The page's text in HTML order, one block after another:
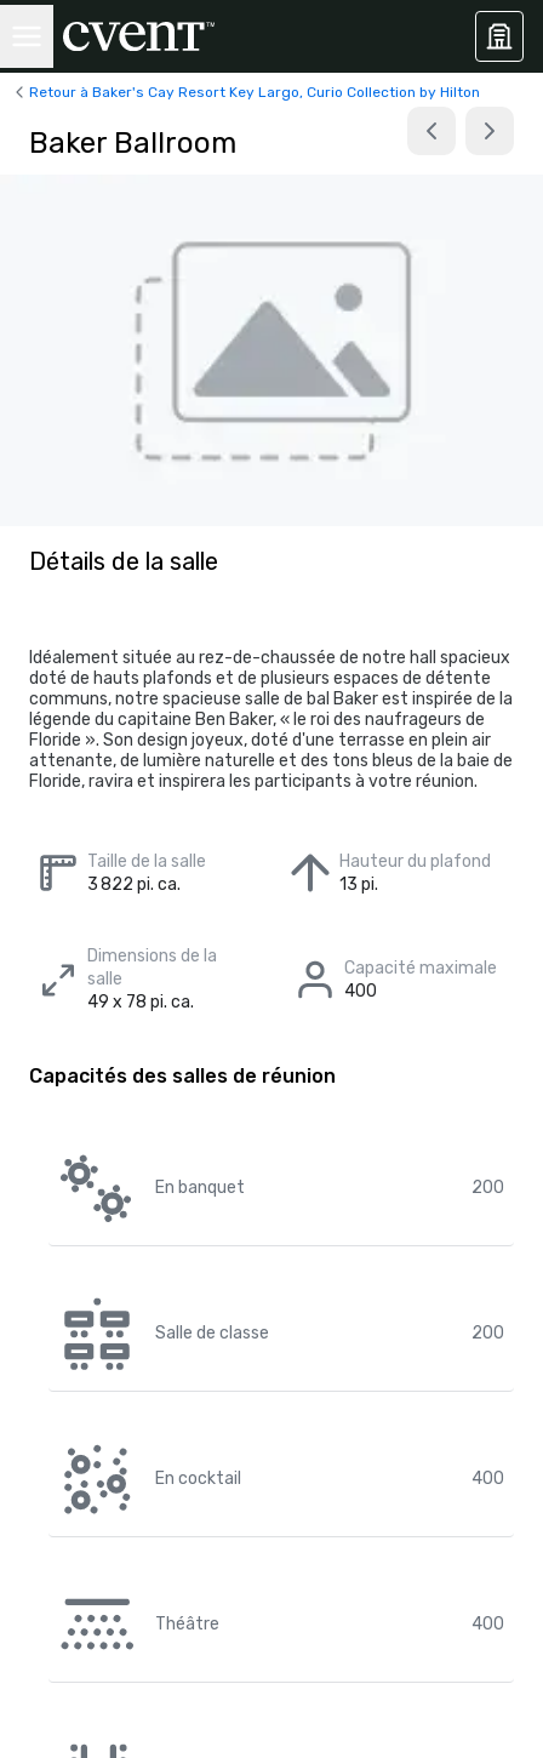
Retour à Baker's Cay Resort Key Largo, Curio Collection by Hilton
Baker Ballroom
Détails de la salle
Idéalement située au rez-de-chaussée de notre hall spacieux
doté de hauts plafonds et de plusieurs espaces de détente
communs, notre spacieuse salle de bal Baker est inspirée de la
légende du capitaine Ben Baker, « le roi des naufrageurs de
Floride ». Son design joyeux, doté d'une terrasse en plein air
attenante, de lumière naturelle et des tons bleus de la baie de
Floride, ravira et inspirera les participants à votre réunion.
Taille de la salle
3 822 pi. ca.
Hauteur du plafond
13 pi.
Dimensions de la
salle
49 x 78 pi. ca.
Capacité maximale
400
Capacités des salles de réunion
En banquet 200
Salle de classe 200
En cocktail 400
Théâtre 400